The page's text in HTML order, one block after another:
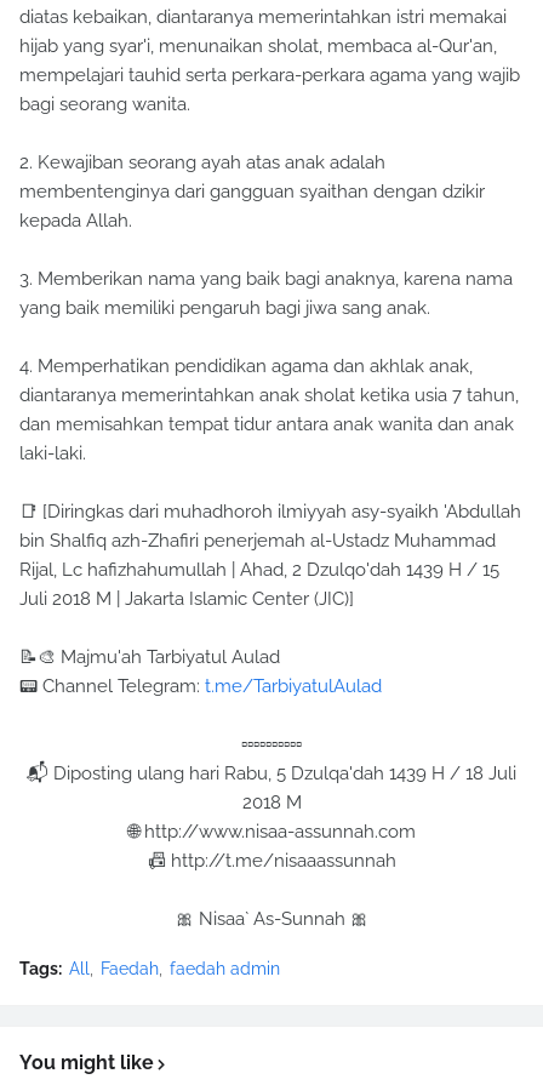
diatas kebaikan, diantaranya memerintahkan istri memakai
hijab yang syar'i, menunaikan sholat, membaca al-Qur'an,
mempelajari tauhid serta perkara-perkara agama yang wajib
bagi seorang wanita.
2. Kewajiban seorang ayah atas anak adalah
membentenginya dari gangguan syaithan dengan dzikir
kepada Allah.
3. Memberikan nama yang baik bagi anaknya, karena nama
yang baik memiliki pengaruh bagi jiwa sang anak.
4. Memperhatikan pendidikan agama dan akhlak anak,
diantaranya memerintahkan anak sholat ketika usia 7 tahun,
dan memisahkan tempat tidur antara anak wanita dan anak
laki-laki.
📑 [Diringkas dari muhadhoroh ilmiyyah asy-syaikh 'Abdullah
bin Shalfiq azh-Zhafiri penerjemah al-Ustadz Muhammad
Rijal, Lc hafizhahumullah | Ahad, 2 Dzulqo'dah 1439 H / 15
Juli 2018 M | Jakarta Islamic Center (JIC)]
📝🎨 Majmu'ah Tarbiyatul Aulad
📟 Channel Telegram: t.me/TarbiyatulAulad
▫▫▫▫▫▫▫▫▫▫
📬 Diposting ulang hari Rabu, 5 Dzulqa'dah 1439 H / 18 Juli
2018 M
🌐 http://www.nisaa-assunnah.com
📠 http://t.me/nisaaassunnah
🎀 Nisaa` As-Sunnah 🎀
Tags: All Faedah faedah admin
You might like